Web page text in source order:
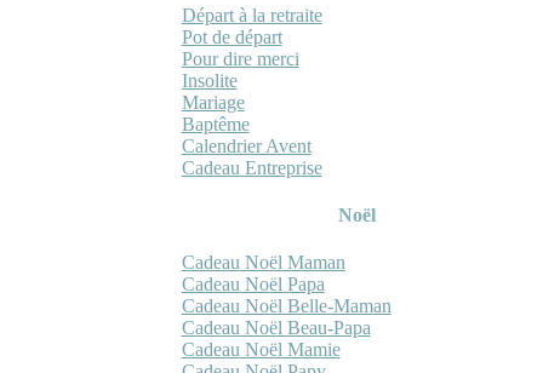
Départ à la retraite
Pot de départ
Pour dire merci
Insolite
Mariage
Baptême
Calendrier Avent
Cadeau Entreprise
Noël
Cadeau Noël Maman
Cadeau Noël Papa
Cadeau Noël Belle-Maman
Cadeau Noël Beau-Papa
Cadeau Noël Mamie